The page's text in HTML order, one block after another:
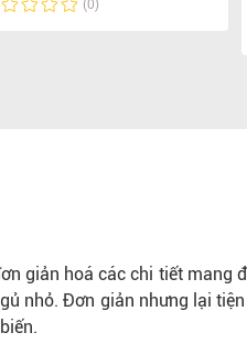
(0)
giản hoá các chi tiết mang
nhỏ. Đơn giản nhưng lại